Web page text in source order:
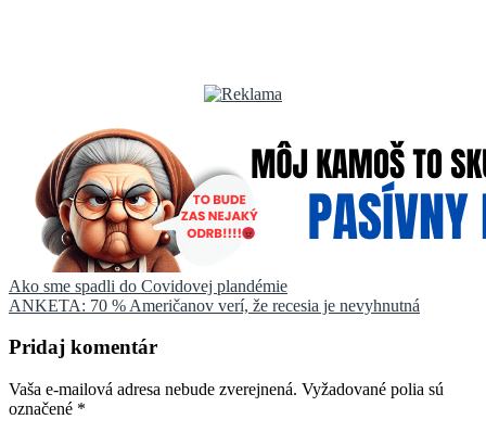
Navigácia
v
článku
Ako sme spadli do Covidovej plandémie
ANKETA: 70 % Američanov verí, že recesia je nevyhnutná
Pridaj komentár
Vaša e-mailová adresa nebude zverejnená. Vyžadované polia sú
označené *